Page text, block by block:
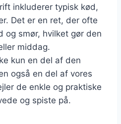
inkluderer typisk kød,
Det er en ret, der ofte
og smør, hvilket gør den
middag.
kun en del af den
også en del af vores
de enkle og praktiske
og spiste på.